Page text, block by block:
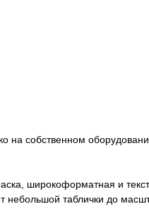
на собственном
широкоформатная и
небольшой таблички до